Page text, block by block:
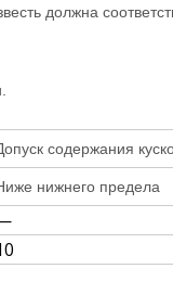
должна
содержания
нижнего предела